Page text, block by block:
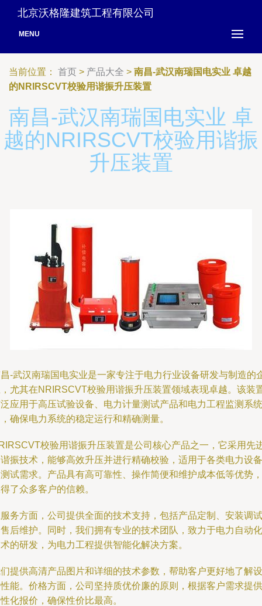
北京沃格隆建筑工程有限公司
MENU
当前位置： 首页 > 产品大全 > 南昌-武汉南瑞国电实业 卓越
的NRIRSCVT校验用谐振升压装置
南昌-武汉南瑞国电实业 卓
越的NRIRSCVT校验用谐振
升压装置
-武汉南瑞国电实业是一家专注于电力行业设备研发与制造的
尤其在NRIRSCVT校验用谐振升压装置领域表现卓越。该装
应用于高压试验设备、电力计量测试产品和电力工程监测系统
确保电力系统的稳定运行和精确测量。
校验用谐振升压装置是公司核心产品之一，它采用先
振技术，能够高效升压并进行精确校验，适用于各类电力设备
试需求。产品具有高可靠性、操作简便和维护成本低等优势，
了众多客户的信赖。
务方面，公司提供全面的技术支持，包括产品定制、安装调试
后维护。同时，我们拥有专业的技术团队，致力于电力自动化
的研发，为电力工程提供智能化解决方案。
提供高清产品图片和详细的技术参数，帮助客户更好地了解设
能。价格方面，公司坚持质优价廉的原则，根据客户需求提供
化报价，确保性价比最高。